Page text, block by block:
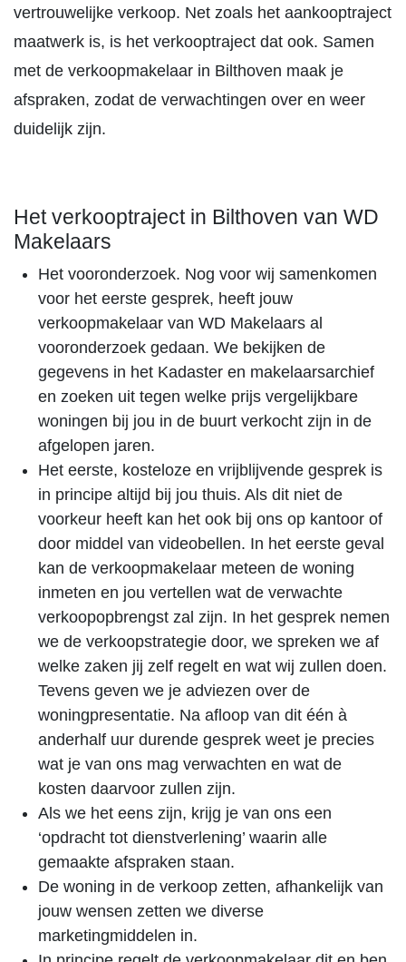
vertrouwelijke verkoop. Net zoals het aankooptraject
maatwerk is, is het verkooptraject dat ook. Samen
met de verkoopmakelaar in Bilthoven maak je
afspraken, zodat de verwachtingen over en weer
duidelijk zijn.
Het verkooptraject in Bilthoven van WD
Makelaars
Het vooronderzoek. Nog voor wij samenkomen
voor het eerste gesprek, heeft jouw
verkoopmakelaar van WD Makelaars al
vooronderzoek gedaan. We bekijken de
gegevens in het Kadaster en makelaarsarchief
en zoeken uit tegen welke prijs vergelijkbare
woningen bij jou in de buurt verkocht zijn in de
afgelopen jaren.
Het eerste, kosteloze en vrijblijvende gesprek is
in principe altijd bij jou thuis. Als dit niet de
voorkeur heeft kan het ook bij ons op kantoor of
door middel van videobellen. In het eerste geval
kan de verkoopmakelaar meteen de woning
inmeten en jou vertellen wat de verwachte
verkoopopbrengst zal zijn. In het gesprek nemen
we de verkoopstrategie door, we spreken we af
welke zaken jij zelf regelt en wat wij zullen doen.
Tevens geven we je adviezen over de
woningpresentatie. Na afloop van dit één à
anderhalf uur durende gesprek weet je precies
wat je van ons mag verwachten en wat de
kosten daarvoor zullen zijn.
Als we het eens zijn, krijg je van ons een
‘opdracht tot dienstverlening’ waarin alle
gemaakte afspraken staan.
De woning in de verkoop zetten, afhankelijk van
jouw wensen zetten we diverse
marketingmiddelen in.